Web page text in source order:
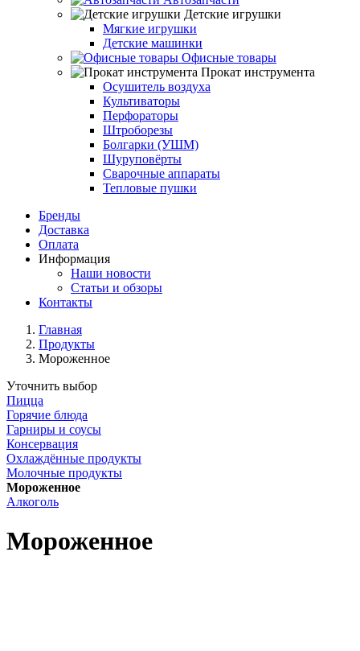
Детские игрушки
Мягкие игрушки
Детские машинки
Офисные товары
Прокат инструмента
Осушитель воздуха
Культиваторы
Перфораторы
Штроборезы
Болгарки (УШМ)
Шуруповёрты
Сварочные аппараты
Тепловые пушки
Бренды
Доставка
Оплата
Информация
Наши новости
Статьи и обзоры
Контакты
Главная
Продукты
Мороженное
Уточнить выбор
Пицца
Горячие блюда
Гарниры и соусы
Консервация
Охлаждённые продукты
Молочные продукты
Мороженное
Алкоголь
Мороженное